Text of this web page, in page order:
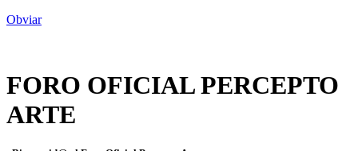
Obviar
FORO OFICIAL PERCEPTO
ARTE